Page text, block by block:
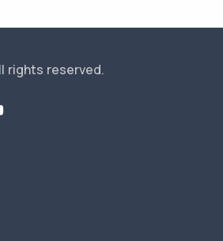
rights reserved.